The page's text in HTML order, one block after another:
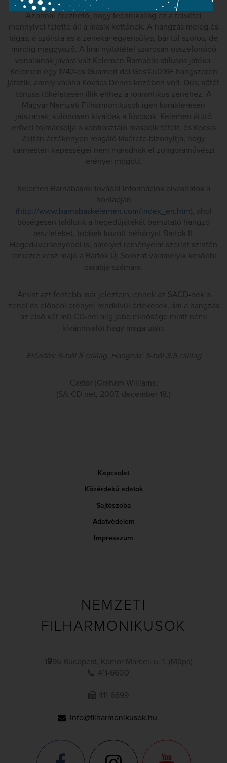
szerelmet (aki mellesleg nem viszonozta érzelmeit).
Azonnal érezhető, hogy technikailag ez a felvétel
mennyivel felette áll a másik kettőnek. A hangzás meleg és
tágas; a szólista és a zenekar egyensúlya, bár túl szoros, de
mindig meggyőző. A lírai nyitótétel szorosan összefonódó
vonalainak javára vált Kelemen Barnabás stílusos játéka.
Kelemen egy 1742-es Guarneri del Ges%u016F hangszeren
játszik, amely valaha Kovács Dénes kezében volt. Dús, sötét
tónusa tökéletesen illik ehhez a romantikus zenéhez. A
Magyar Nemzeti Filharmonikusok igen karakteresen
játszanak; különösen kiválóak a fúvósok. Kelemen átütő
erővel tolmácsolja a kontrasztáló második tételt, és Kocsis
Zoltán érzékenyen reagáló kísérete bizonyítja, hogy
karmesteri képességei nem maradnak el zongoraművészi
erényei mögött.
Kelemen Barnabásról további információk olvashatók a
honlapján
( http://www.barnabaskelemen.com/index_en.htm), ahol
bőségesen találunk a hegedűjátékát bemutató hangzó
részleteket, többek között néhányat Bartók II.
Hegedűversenyéből is, amelyet reményeim szerint szintén
lemezre vesz majd a Bartók Új Sorozat valamelyik későbbi
darabja számára.
Amint azt fentebb már jeleztem, ennek az SACD-nek a
zenei és előadói erényei rendkívül értékesek, ám a hangzás
az első két mű CD-nél alig jobb minősége miatt némi
kívánnivalót hagy maga után.
Előadás: 5-ből 5 csillag, Hangzás: 5-ből 3,5 csillag
Castor [Graham Williams]
(SA-CD.net, 2007. december 18.)
Kapcsolat
Közérdekű adatok
Sajtószoba
Adatvédelem
Impresszum
NEMZETI
FILHARMONIKUSOK
1095 Budapest, Komor Marcell u. 1. (Müpa)
411-6600
411-6699
info@filharmonikusok.hu